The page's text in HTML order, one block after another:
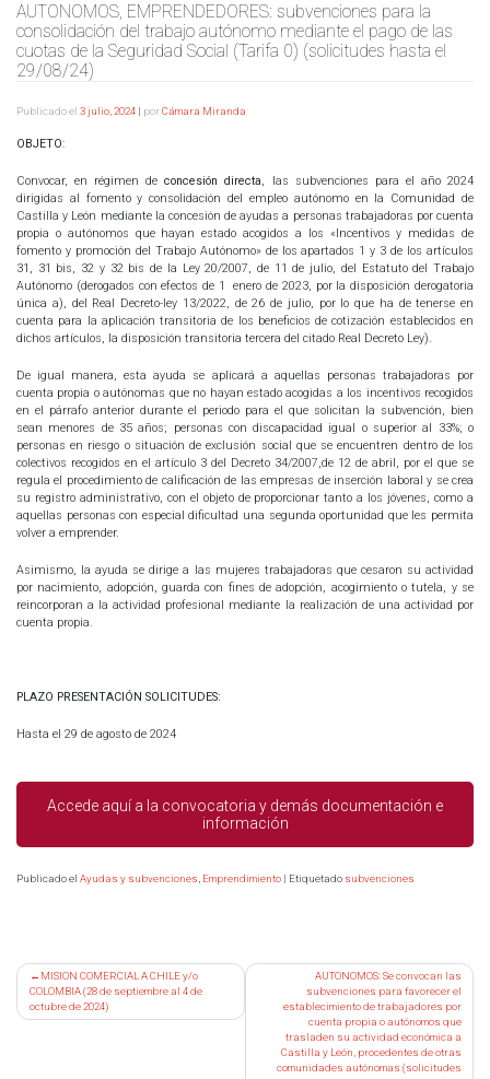
AUTONOMOS, EMPRENDEDORES: subvenciones para la
consolidación del trabajo autónomo mediante el pago de las
cuotas de la Seguridad Social (Tarifa 0) (solicitudes hasta el
29/08/24)
Publicado el 3 julio, 2024 | porCámara Miranda
OBJETO:
Convocar, en régimen deconcesión directa, las subvenciones para el año 2024
dirigidas al fomento y consolidación del empleo autónomo en la Comunidad de
Castilla y León mediante la concesión de ayudas a personas trabajadoras por cuenta
propia o autónomos que hayan estado acogidos a los «Incentivos y medidas de
fomento y promoción del Trabajo Autónomo» de los apartados 1 y 3 de los artículos
31, 31 bis, 32 y 32 bis de la Ley 20/2007, de 11 de julio, del Estatuto del Trabajo
Autónomo (derogados con efectos de 1 enero de 2023, por la disposición derogatoria
única a), del Real Decreto-ley 13/2022, de 26 de julio, por lo que ha de tenerse en
cuenta para la aplicación transitoria de los beneficios de cotización establecidos en
dichos artículos, la disposición transitoria tercera del citado Real Decreto Ley).
De igual manera, esta ayuda se aplicará a aquellas personas trabajadoras por
cuenta propia o autónomas que no hayan estado acogidas a los incentivos recogidos
en el párrafo anterior durante el periodo para el que solicitan la subvención, bien
sean menores de 35 años; personas con discapacidad igual o superior al 33%; o
personas en riesgo o situación de exclusión social que se encuentren dentro de los
colectivos recogidos en el artículo 3 del Decreto 34/2007,de 12 de abril, por el que se
regula el procedimiento de calificación de las empresas de inserción laboral y se crea
su registro administrativo, con el objeto de proporcionar tanto a los jóvenes, como a
aquellas personas con especial dificultad una segunda oportunidad que les permita
volver a emprender.
Asimismo, la ayuda se dirige a las mujeres trabajadoras que cesaron su actividad
por nacimiento, adopción, guarda con fines de adopción, acogimiento o tutela, y se
reincorporan a la actividad profesional mediante la realización de una actividad por
cuenta propia.
PLAZO PRESENTACIÓN SOLICITUDES:
Hasta el 29 de agosto de 2024
Accede aquí a la convocatoria y demás documentación e
información
Publicado el Ayudas y subvenciones Emprendimiento | Etiquetado subvenciones
Navegación
de
entradas
MISION COMERCIAL A CHILE y/o
COLOMBIA (28 de septiembre al 4 de
octubre de 2024)
AUTONOMOS: Se convocan las
subvenciones para favorecer el
establecimiento de trabajadores por
cuenta propia o autónomos que
trasladen su actividad económica a
Castilla y León, procedentes de otras
comunidades autónomas (solicitudes